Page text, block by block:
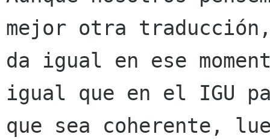
mejor otra
da igual en ese
igual que en el IGU
que sea coherente,